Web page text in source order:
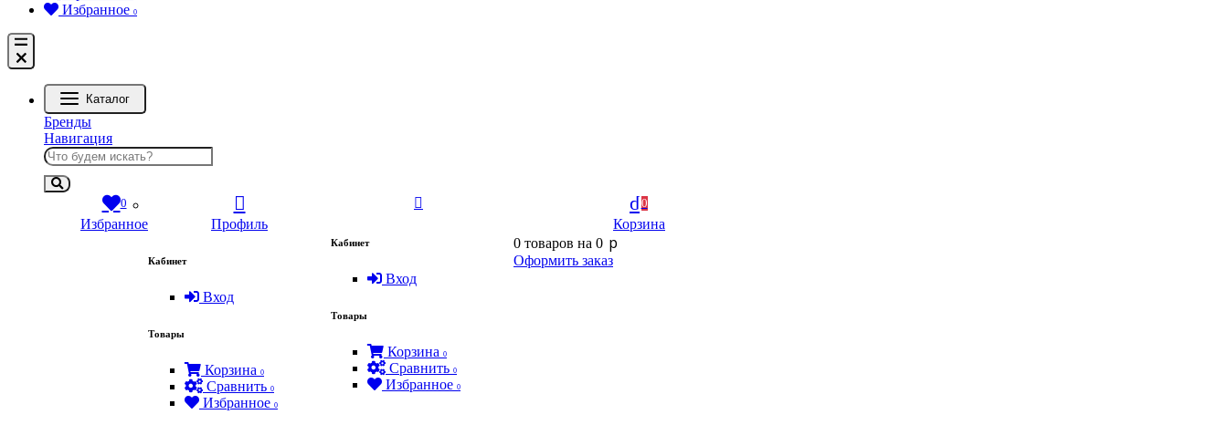
Избранное 0
Каталог
Бренды
Навигация
0
Избранное Профиль
Кабинет
Вход
Товары
Корзина 0
Сравнить 0
Избранное 0
Кабинет
Вход
Товары
Корзина 0
Сравнить 0
Избранное 0
0
Корзина
0 товаров на 0 p
Оформить заказ